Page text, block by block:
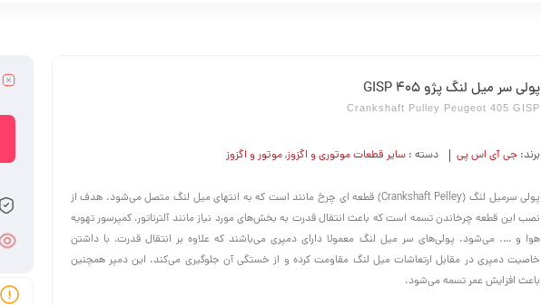
پولی سر میل لنگ پژو 405 GISP
Crankshaft Pulley Peugeot 405 GISP
برند: جی آی اس پی دسته : سایر قطعات موتوری و اگزوز,موتور و اگزوز
پولی سرمیل لنگ (Crankshaft Pelley) قطعه ای چرخ مانند است که به انتهای میل لنگ متصل می‌شود. هدف از
نصب این قطعه چرخاندن تسمه است که باعث انتقال قدرت به بخش‌های مورد نیاز مانند آلترناتور، کمپرسور تهویه
هوا و …. می‌شود. پولی‌های سر میل لنگ معمولا دارای دمپری می‌باشند که علاوه بر انتقال قدرت، با داشتن
خاصیت دمپری در مقابل ارتعاشات میل لنگ مقاومت کرده و از خستگی آن جلوگیری می‌کند. این دمپر همچنین
باعث افزایش عمر تسمه می‌شود.